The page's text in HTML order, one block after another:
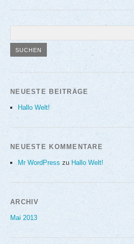
NEUESTE BEITRÄGE
Hallo Welt!
NEUESTE KOMMENTARE
Mr WordPress zu Hallo Welt!
ARCHIV
Mai 2013